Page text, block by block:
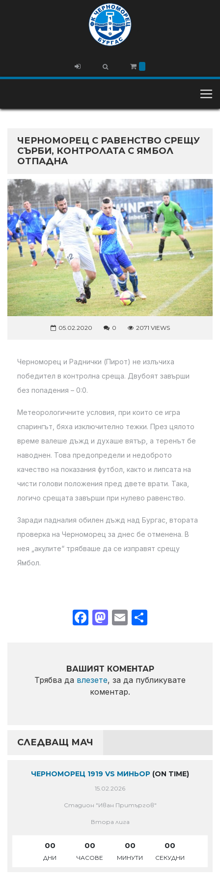
ЧЕРНОМОРЕЦ С РАВЕНСТВО СРЕЩУ
СЪРБИ, КОНТРОЛАТА С ЯМБОЛ
ОТПАДНА
05.02.2020 0 2071 VIEWS
Черноморец и Раднички (Пирот) не излъчиха
победител в контролна среща. Двубоят завърши
без попадения – 0:0.
Метеорологичните условия, при които се игра
спарингът, бяха изключително тежки. През цялото
време валеше дъжд и духаше вятър, а теренът бе
наводнен. Това предопредели и недоброто
качество на показания футбол, както и липсата на
чисти голови положения пред двете врати. Така,
логичо срещата завърши при нулево равенство.
Заради падналия обилен дъжд над Бургас, втората
проверка на Черноморец за днес бе отменена. В
нея „акулите“ трябваше да се изправят срещу
Ямбол.
Facebook
Mastodon
Email
ВАШИЯТ КОМЕНТАР
Трябва да влезете, за да публикувате
коментар.
СЛЕДВАЩ МАЧ
ЧЕРНОМОРЕЦ 1919 VS МИНЬОР (ON TIME)
15.02.2026
Стадион "Иван Притъргов"
Втора лига
00
ДНИ
00
ЧАСОВЕ
00
МИНУТИ
00
СЕКУДНИ